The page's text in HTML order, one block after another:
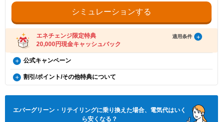
・電気の使用開始から12カ月後時点の判定において、支払期限を過ぎた電気料金
のお支払いが確認できない場合。
・ご利用の住所から転居された場合。
・ご利用開始から12カ月間の電気料金支払い額がキャッシュバック金額以下の場
合。
・エバーグリーン・リテイリングの特典を受け取っている場合。
※エネチェンジのオンラインサービス経由以外から受け取っている場合も含む
※お申込み内容に不足・不備等があり、特典実施期間内に不備等が解消されない
場合は、本特典は適用されません。
※本提供条件書記載事項以外の部分については、エバーグリーン・リテイリング
株式会社の「電気需給約款」の規定を適用いたします。
※エバーグリーン・リテイリング株式会社が不正なお申し込みと判断した場合、
・ご登録いただいている携帯電話番号と違う番号でお申込みいただいた
場合は、ご登録の連絡先番号を変更させていただきます。エバーグリー
ン・リテイリングからのお電話でのご連絡も、お申込みいただいた携帯
電話番号に変更されますのでご注意ください。
・070、080、090から始まる携帯電話番号のみお申込みいただけま
す。固定電話番号や050から始まる電話番号はお申込み対象外となりま
す。
・「エバーグリーン（電気料金お知らせ）」LINE公式アカウントはエ
バーグリーン・リテイリング株式会社が運営しています。LINE株式会
社が提供、または新たに取得される情報の取り扱いについては
https://terms.line.me/OA_privacy/sp?lang=ja&_fsi=VQ6HG3apよりご確
・エバーグリーン・リテイリング株式会社の個人情報保護方針は
https://www.egmkt.co.jp/privacy/よりご確認いただけます。
・電気を使用開始した日から12カ月後時点で契約を継続いただいていること。
・お申し込みから3カ月以内にエバーグリーン・リテイリングの供給を開始してい
ること。
・電気の使用開始日から12カ月間の電気料金支払い額がキャッシュバック金額を
超えていること。
・電気の使用開始から12カ月後時点で、支払期限を過ぎた電気料金の未払いがな
いこと。
受け取り方法
・適用条件の契約継続期間を達成後2カ月後の月末までに、エネチェンジより特典
受け取りに関するご案内メールをお送りします。
（ご登録のメールアドレスに誤りがあった場合、特典お受け取りの手続きができ
・特典お受け取りの有効期限は、エネチェンジからのご案内メール送信後90日以
内となります。お受け取りの手続き後、お振込までに時間がかかる場合がござい
※異常気象、天災地変、非常事態の場合等、本サービスを提供すること
たは委託会社が不適切であると判断する作業はお受けできません。
※本サービスの提供に伴って一時停電する場合や、また停電により電気
機器の故障やパソコンのデータの消失等が生じる場合があります。
※本サービスは東京電力パワーグリッドまたは東京電力パワーグリッド
が委託する電気のプロが駆け付け、点検、調査、応急処置をいたしま
す。
※本サービスの詳細につきましては、サービス規約をご確認ください。
（エバーグリーン・リテイリングHPよりダウンロードいただけます）
LINEで電気料金お知らせ
・毎月の電気料金をLINEでお知らせします（※）
・月額50円 (年額600円)の割引が適用されます
シミュレーションする
エネチェンジ限定特典 適用条件
20,000円現金キャッシュバック
エバーグリーン・リテイリング×エネチェンジ キャッシュ
バック特典（12カ月間の電気料金支払い額がキャッシュバ
ック金額を超える方限定）（今のお住まいで電気の切り替
ます。
公式キャンペーン
電気・ガス料金支援
政府の「電気・ガス料金支援」の一環として、2026年8月分（7月使用
きします。
割引/ポイント/その他特典について
応急処置を行います。
・24時間365日、お電話受付を行っております
エバーグリーン・リテイリングに乗り換えた場合、電気代はいく
ら安くなる？